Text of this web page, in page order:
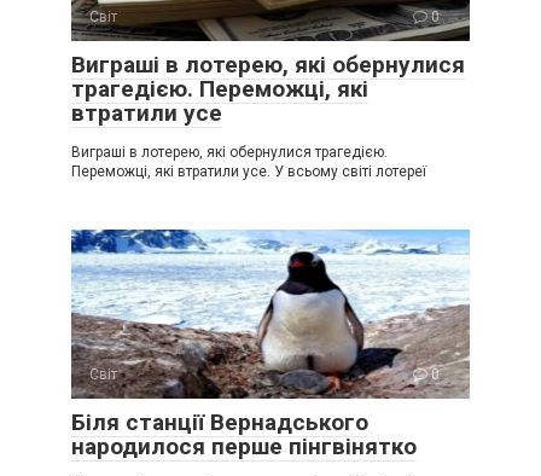
Світ 0
Виграші в лотерею, які обернулися
трагедією. Переможці, які
втратили усе
Виграші в лотерею, які обернулися трагедією.
Переможці, які втратили усе. У всьому світі лотереї
Світ 0
Біля станції Вернадського
народилося перше пінгвінятко